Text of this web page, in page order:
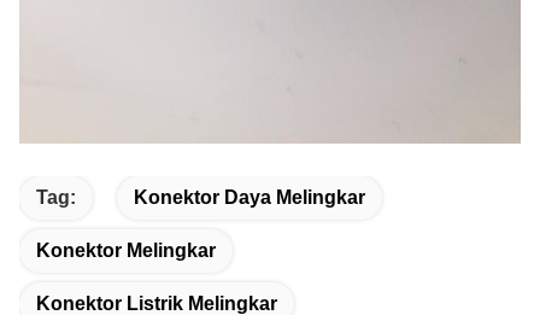
Tag: Konektor Daya Melingkar
Konektor Melingkar
Konektor Listrik Melingkar